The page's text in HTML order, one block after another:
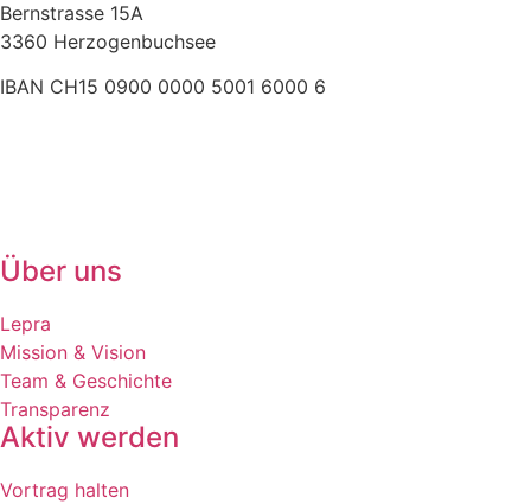
Bernstrasse 15A
3360 Herzogenbuchsee
IBAN CH15 0900 0000 5001 6000 6
Über uns
Lepra
Mission & Vision
Team & Geschichte
Transparenz
Aktiv werden
Vortrag halten